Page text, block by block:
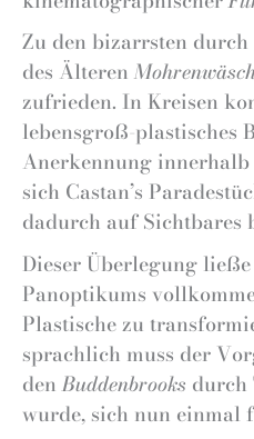
Zu den bizarrsten
des Älteren
zufrieden. In Kreisen
lebensgroß-plastisches
Anerkennung innerhalb
sich Castan’s
dadurch auf Sichtbares
Dieser Überlegung
Panoptikums
Plastische zu
sprachlich muss der
denBuddenbrooks durch
wurde, sich nun einmal